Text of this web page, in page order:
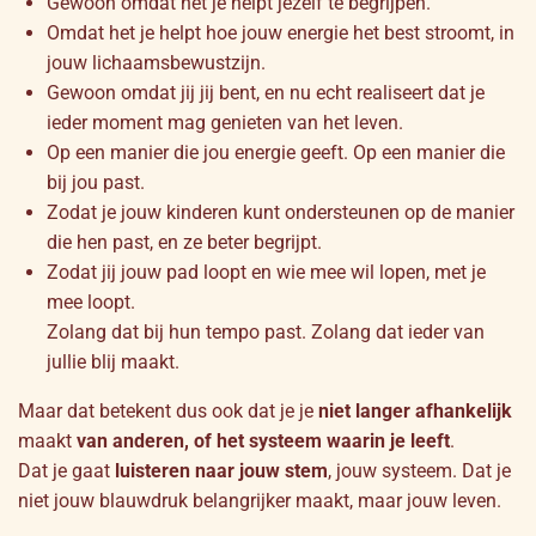
Omdat het je helpt hoe jouw energie het best stroomt, in
jouw lichaamsbewustzijn.
Gewoon omdat jij jij bent, en nu echt realiseert dat je
ieder moment mag genieten van het leven.
Op een manier die jou energie geeft. Op een manier die
bij jou past.
Zodat je jouw kinderen kunt ondersteunen op de manier
die hen past, en ze beter begrijpt.
Zodat jij jouw pad loopt en wie mee wil lopen, met je
mee loopt.
Zolang dat bij hun tempo past. Zolang dat ieder van
jullie blij maakt.
Maar dat betekent dus ook dat je je niet langer afhankelijk
maakt van anderen, of het systeem waarin je leeft.
Dat je gaat luisteren naar jouw stem, jouw systeem. Dat je
niet jouw blauwdruk belangrijker maakt, maar jouw leven.